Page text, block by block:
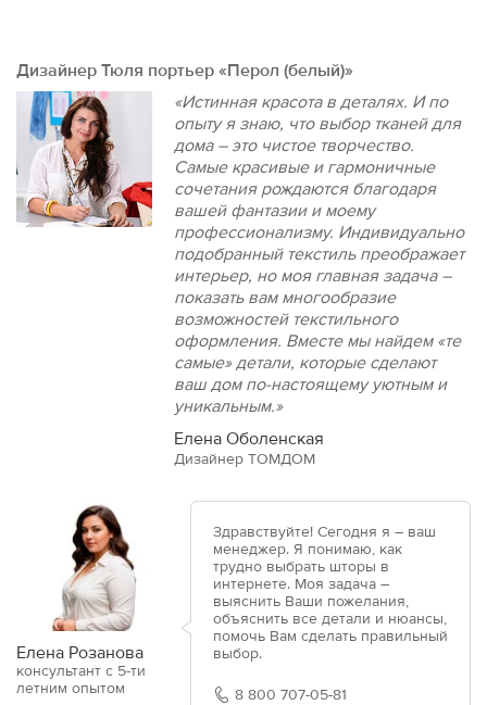
Дизайнер Тюля портьер «Перол (белый)»
«Истинная красота в деталях. И по
опыту я знаю, что выбор тканей для
дома – это чистое творчество.
Самые красивые и гармоничные
сочетания рождаются благодаря
вашей фантазии и моему
профессионализму. Индивидуально
подобранный текстиль преображает
интерьер, но моя главная задача –
показать вам многообразие
возможностей текстильного
оформления. Вместе мы найдем «те
самые» детали, которые сделают
ваш дом по-настоящему уютным и
уникальным.»
Елена Оболенская
Дизайнер ТОМДОМ
Елена Розанова
консультант с 5-ти
летним опытом
Здравствуйте! Сегодня я – ваш
менеджер. Я понимаю, как
трудно выбрать шторы в
интернете. Моя задача –
выяснить Ваши пожелания,
объяснить все детали и нюансы,
помочь Вам сделать правильный
выбор.
8 800 707-05-81